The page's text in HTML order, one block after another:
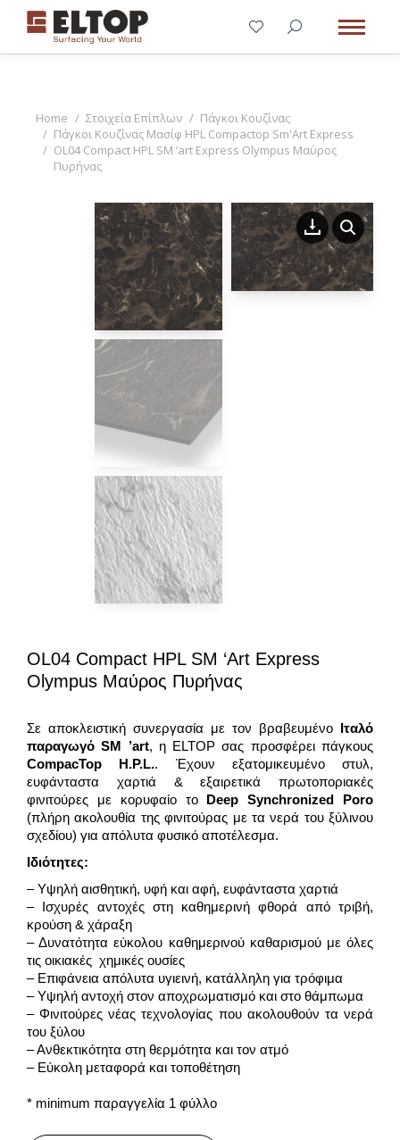
You are here:
Home Στοιχεία Επίπλων
Πάγκοι Κουζίνας
Πάγκοι Κουζίνας Μασίφ HPL Compactop Sm'Art Express
OL04 Compact HPL SM ‘art Express Olympus Μαύρος
Πυρήνας
OL04 Compact HPL SM ‘art Express
Olympus Μαύρος Πυρήνας
Σε αποκλειστική συνεργασία με τον βραβευμένο Ιταλό
παραγωγό SM ’art, η ELTOP σας προσφέρει πάγκους
CompacTop H.P.L.. Έχουν εξατομικευμένο στυλ,
ευφάνταστα χαρτιά & εξαιρετικά πρωτοποριακές
φινιτούρες με κορυφαίο το Deep Synchronized Poro
(πλήρη ακολουθία της φινιτούρας με τα νερά του ξύλινου
σχεδίου) για απόλυτα φυσικό αποτέλεσμα.
Ιδιότητες:
– Υψηλή αισθητική, υφή και αφή, ευφάνταστα χαρτιά
– Ισχυρές αντοχές στη καθημερινή φθορά από τριβή,
κρούση & χάραξη
– Δυνατότητα εύκολου καθημερινού καθαρισμού με όλες
τις οικιακές χημικές ουσίες
– Επιφάνεια απόλυτα υγιεινή, κατάλληλη για τρόφιμα
– Υψηλή αντοχή στον αποχρωματισμό και στο θάμπωμα
– Φινιτούρες νέας τεχνολογίας που ακολουθούν τα νερά
του ξύλου
– Ανθεκτικότητα στη θερμότητα και τον ατμό
– Εύκολη μεταφορά και τοποθέτηση
* minimum παραγγελία 1 φύλλο